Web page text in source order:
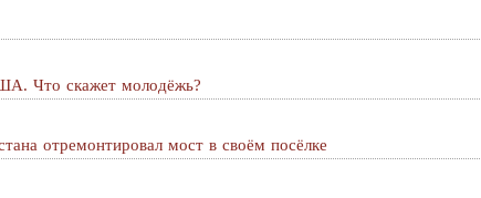
Что скажет молодёжь?
отремонтировал мост в своём посёлке